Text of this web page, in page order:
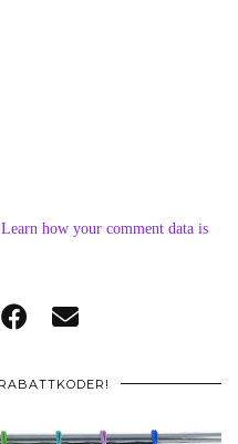
Learn how your comment data is